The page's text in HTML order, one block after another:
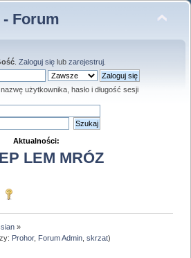
- Forum
. Zaloguj sięlub zarejestruj.
użytkownika, hasło i długość sesji
Aktualności:
LEM MRÓZ
»
Prohor, Forum Admin ,skrzat)